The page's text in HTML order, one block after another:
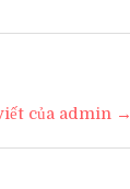
của admin →